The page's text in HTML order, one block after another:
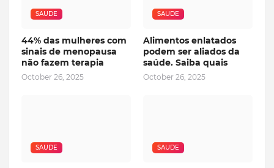
SAUDE
44% das mulheres com
sinais de menopausa
não fazem terapia
October 26, 2025
SAUDE
Alimentos enlatados
podem ser aliados da
saúde. Saiba quais
October 26, 2025
SAUDE SAUDE